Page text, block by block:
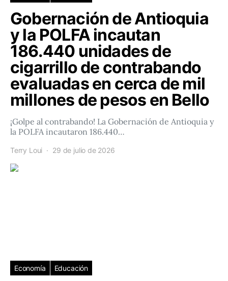
Gobernación de Antioquia
y la POLFA incautan
186.440 unidades de
cigarrillo de contrabando
evaluadas en cerca de mil
millones de pesos en Bello
¡Golpe al contrabando! La Gobernación de Antioquia y
la POLFA incautaron 186.440…
Terry Loui 29 de julio de 2026
Economía Educación